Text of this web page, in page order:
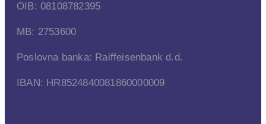
OIB: 08108782395
MB: 2753600
Poslovna banka: Raiffeisenbank d.d.
IBAN: HR8524840081860000009